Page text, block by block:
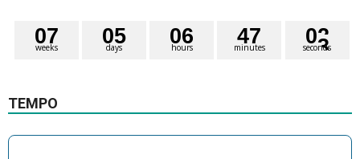
weeks
07 days
05 hours
06 minutes
47 seconds
02
TEMPO